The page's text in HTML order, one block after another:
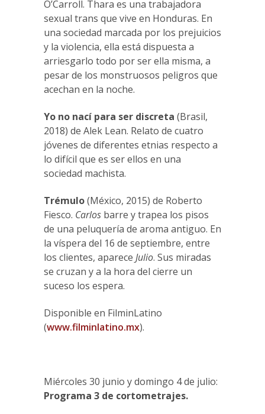
O’Carroll. Thara es una trabajadora
sexual trans que vive en Honduras. En
una sociedad marcada por los prejuicios
y la violencia, ella está dispuesta a
arriesgarlo todo por ser ella misma, a
pesar de los monstruosos peligros que
acechan en la noche.
Yo no nací para ser discreta (Brasil,
2018) de Alek Lean. Relato de cuatro
jóvenes de diferentes etnias respecto a
lo difícil que es ser ellos en una
sociedad machista.
Trémulo(México, 2015) de Roberto
Fiesco. Carlos barre y trapea los pisos
de una peluquería de aroma antiguo. En
la víspera del 16 de septiembre, entre
los clientes, aparece Julio. Sus miradas
se cruzan y a la hora del cierre un
suceso los espera.
Disponible en FilminLatino
(www.filminlatino.mx).
Miércoles 30 junio y domingo 4 de julio:
Programa 3 de cortometrajes.